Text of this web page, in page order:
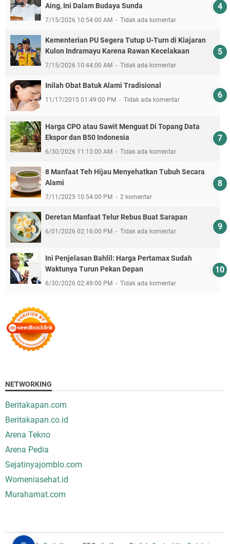
Aing, Ini Dalam Budaya Sunda
7/15/2026 10:54:00 AM Tidak ada komentar
Kementerian PU Segera Tutup U-Turn di Kiajaran
Kulon Indramayu Karena Rawan Kecelakaan
7/15/2026 10:44:00 AM Tidak ada komentar
Inilah Obat Batuk Alami Tradisional
11/17/2015 01:49:00 PM Tidak ada komentar
Harga CPO atau Sawit Menguat Di Topang Data
Ekspor dan B50 Indonesia
6/30/2026 11:13:00 AM Tidak ada komentar
8 Manfaat Teh Hijau Menyehatkan Tubuh Secara
Alami
7/11/2025 10:54:00 PM 2 komentar
Deretan Manfaat Telur Rebus Buat Sarapan
6/01/2026 02:16:00 PM Tidak ada komentar
Ini Penjelasan Bahlil: Harga Pertamax Sudah
Waktunya Turun Pekan Depan
6/30/2026 02:49:00 PM Tidak ada komentar
NETWORKING
Beritakapan.com
Beritakapan.co.id
Arena Tekno
Arena Pedia
Sejatinyajomblo.com
Womeniasehat.id
Murahamat.com